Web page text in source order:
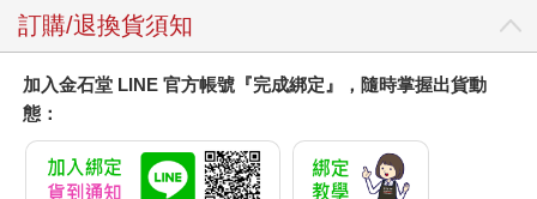
所幸，還是有些人拒絕這種做法，希望能和他人建立真正的連
結。但這些人，往往採行所謂的「漫無目的型社交」。雖然出發
點比較真誠，但這種缺乏架構和方向的方法，並沒有比交易型社
交更有效。這導致雙方依然花費大量時間閒聊、維持表面關係，
難怪內向者如此厭惡這種社交方法，我也不例外！這完全跟我們
的行事作風背道而馳。如果必須參加那種交易型社交活動，我恐
訂購/退換貨須知
加入金石堂 LINE 官方帳號『完成綁定』，隨時掌握出貨動
態：